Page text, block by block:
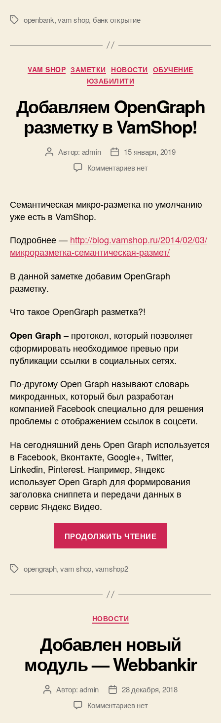
Меткиopenbank,vam shop, банк открытие
Рубрики
VAM SHOP ЗАМЕТКИ НОВОСТИ ОБУЧЕНИЕ
ЮЗАБИЛИТИ
Добавляем OpenGraph
разметку в VamShop!
АвторАвтор: admin
Дата15 января, 2019
Комментариевк
разметку
нет
Семантическая микро-разметка по умолчанию
уже есть в VamShop.
Подробнее — http://blog.vamshop.ru/2014/02/03/
микроразметка-семантическая-размет/
В данной заметке добавим OpenGraph
разметку.
Что такое OpenGraph разметка?!
Open Graph – протокол, который позволяет
сформировать необходимое превью при
публикации ссылки в социальных сетях.
По-другому Open Graph называют словарь
микроданных, который был разработан
компанией Facebook специально для решения
проблемы с отображением ссылок в соцсети.
На сегодняшний день Open Graph используется
в Facebook, Вконтакте, Google+, Twitter,
Linkedin, Pinterest. Например, Яндекс
использует Open Graph для формирования
заголовка сниппета и передачи данных в
сервис Яндекс Видео.
ПРОДОЛЖИТЬ ЧТЕНИЕ
Меткиopengraph,vam shop, vamshop2
Рубрики
НОВОСТИ
Добавлен новый
модуль — Webbankir
АвторАвтор:admin
Дата28 декабря, 2018
Комментариевк
нет